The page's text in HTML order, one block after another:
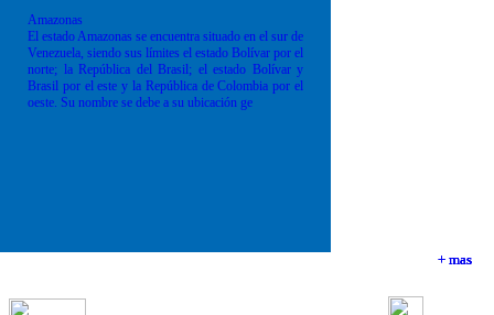
+ mas
+ mas
+ mas
Amazonas
El estado Amazonas se encuentra situado en el sur de
Venezuela, siendo sus límites el estado Bolívar por el
norte; la República del Brasil; el estado Bolívar y
Brasil por el este y la República de Colombia por el
oeste. Su nombre se debe a su ubicación ge
+ mas